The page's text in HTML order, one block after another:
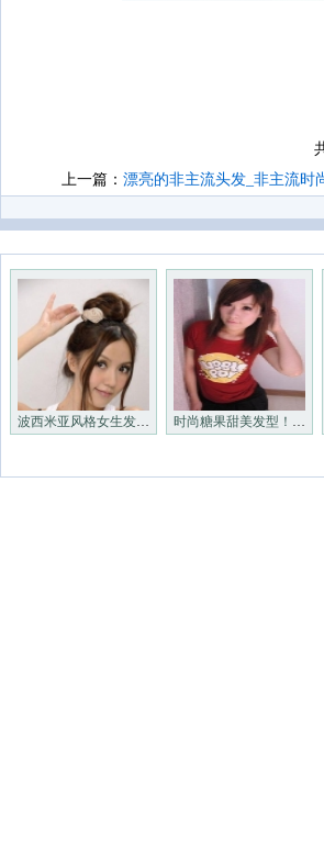
上一篇： 漂亮的非主流头发_非主流时
波西米亚风格女生发型_非主流 时尚糖果甜美发型！_非主流发